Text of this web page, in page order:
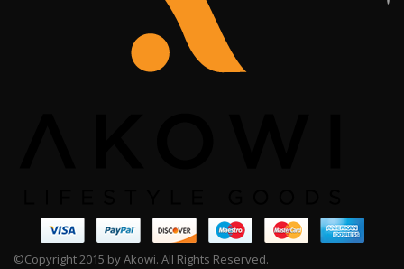
©Copyright 2015 by Akowi. All Rights Reserved.